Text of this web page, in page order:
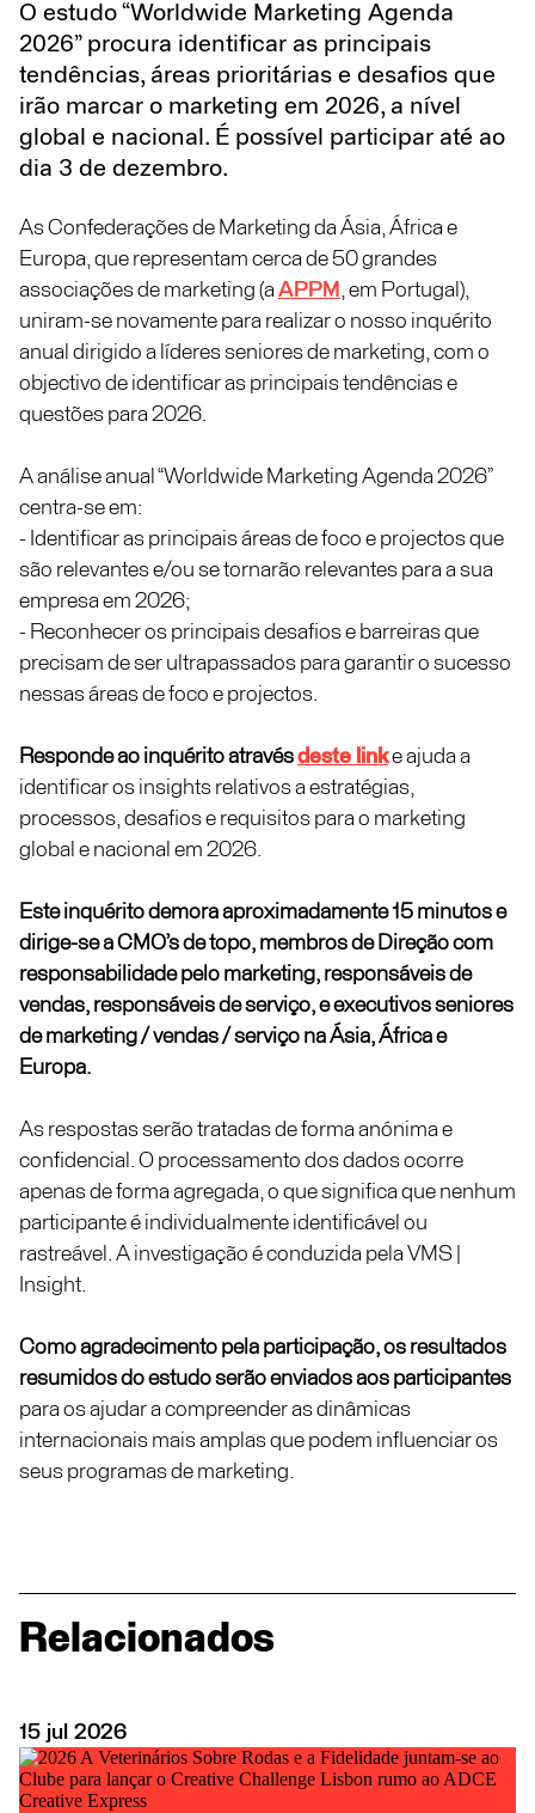
O estudo “Worldwide Marketing Agenda
2026” procura identificar as principais
tendências, áreas prioritárias e desafios que
irão marcar o marketing em 2026, a nível
global e nacional. É possível participar até ao
dia 3 de dezembro.
As Confederações de Marketing da Ásia, África e
Europa, que representam cerca de 50 grandes
associações de marketing (a APPM , em Portugal),
uniram-se novamente para realizar o nosso inquérito
anual dirigido a líderes seniores de marketing, com o
objectivo de identificar as principais tendências e
questões para 2026.
A análise anual “Worldwide Marketing Agenda 2026”
centra-se em:
- Identificar as principais áreas de foco e projectos que
são relevantes e/ou se tornarão relevantes para a sua
empresa em 2026;
- Reconhecer os principais desafios e barreiras que
precisam de ser ultrapassados para garantir o sucesso
nessas áreas de foco e projectos.
Responde ao inquérito atravésdeste linke ajuda a
identificar os insights relativos a estratégias,
processos, desafios e requisitos para o marketing
global e nacional em 2026.
Este inquérito demora aproximadamente 15 minutos e
dirige-se a CMO’s de topo, membros de Direção com
responsabilidade pelo marketing, responsáveis de
vendas, responsáveis de serviço, e executivos seniores
de marketing / vendas / serviço na Ásia, África e
Europa.
As respostas serão tratadas de forma anónima e
confidencial. O processamento dos dados ocorre
apenas de forma agregada, o que significa que nenhum
participante é individualmente identificável ou
rastreável. A investigação é conduzida pela VMS |
Insight.
Como agradecimento pela participação, os resultados
resumidos do estudo serão enviados aos participantes
para os ajudar a compreender as dinâmicas
internacionais mais amplas que podem influenciar os
seus programas de marketing.
Relacionados
15 jul 2026